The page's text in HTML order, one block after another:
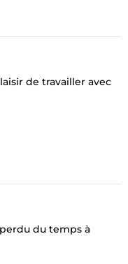
de travailler avec
du temps à